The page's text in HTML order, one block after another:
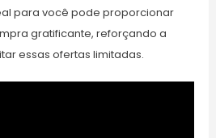
para você pode proporcionar
gratificante, reforçando a
essas ofertas limitadas.